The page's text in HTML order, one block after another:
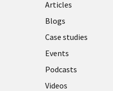
Articles
Blogs
Case studies
Events
Podcasts
Videos